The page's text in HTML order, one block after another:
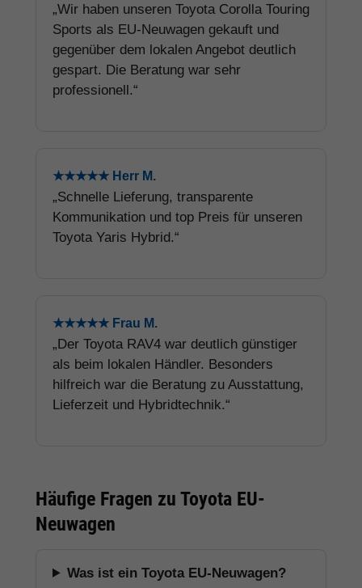
„Wir haben unseren Toyota Corolla Touring
Sports als EU-Neuwagen gekauft und
gegenüber dem lokalen Angebot deutlich
gespart. Die Beratung war sehr
professionell.“
★★★★★ Herr M.
„Schnelle Lieferung, transparente
Kommunikation und top Preis für unseren
Toyota Yaris Hybrid.“
★★★★★ Frau M.
„Der Toyota RAV4 war deutlich günstiger
als beim lokalen Händler. Besonders
hilfreich war die Beratung zu Ausstattung,
Lieferzeit und Hybridtechnik.“
Häufige Fragen zu Toyota EU-
Neuwagen
Was ist ein Toyota EU-Neuwagen?